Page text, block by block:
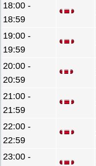
18:00 -
18:59
19:00 -
19:59
20:00 -
20:59
21:00 -
21:59
22:00 -
22:59
23:00 -